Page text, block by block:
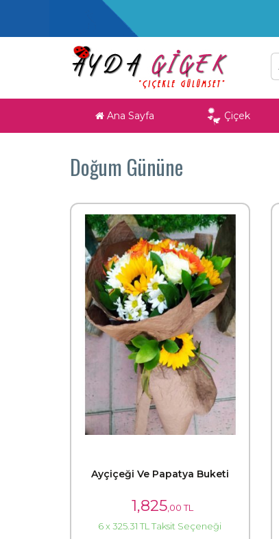
Ana Sayfa Çiçek
Doğum Gününe
Ayçiçeği Ve Papatya Buketi
1,825 ,00 TL
6 x 325.31 TL Taksit Seçeneği